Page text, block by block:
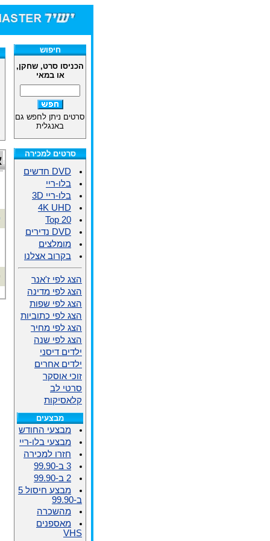
חיפוש
הכניסו סרט, שחקן,
או במאי
סרטים ניתן לחפש גם
באנגלית
סרטים למכירה
DVD חדשים
בלו-ריי
בלו-ריי 3D
4K UHD
Top 20
DVD נדירים
מומלצים
בקרוב אצלנו
הצג לפי ז'אנר
הצג לפי מדינה
הצג לפי שפות
הצג לפי כתוביות
הצג לפי מחיר
הצג לפי שנה
ילדים דיסני
ילדים אחרים
זוכי אוסקר
סרטי לב
קלאסיקות
מבצעים
מבצעי החודש
מבצעי בלו-ריי
חזרו למכירה
3 ב-99.90
2 ב-99.90
מבצע חיסול 5
ב-99.90
מהשכרה
מאספנים
VHS